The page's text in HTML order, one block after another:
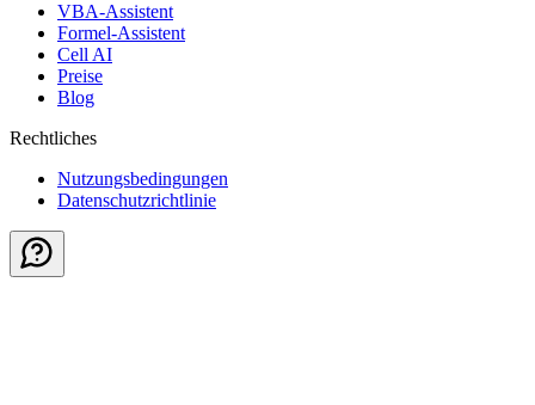
VBA-Assistent
Formel-Assistent
Cell AI
Preise
Blog
Rechtliches
Nutzungsbedingungen
Datenschutzrichtlinie